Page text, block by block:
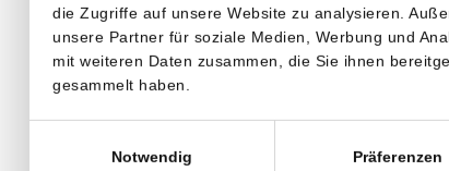
die Zugriffe auf unsere Website zu analysieren.
unsere Partner für soziale Medien, Werbung und
mit weiteren Daten zusammen, die Sie ihnen
gesammelt haben.
Notwendig
Präferenzen
Tage lang ohne Gebühren auf
zeitlich begrenzt – also nutzen
Verpassen Sie nicht die Chance,